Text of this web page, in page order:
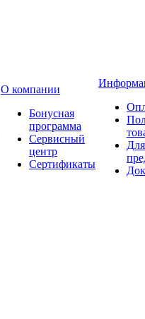
О компании
Бонусная
программа
Сервисный
центр
Сертификаты
Для